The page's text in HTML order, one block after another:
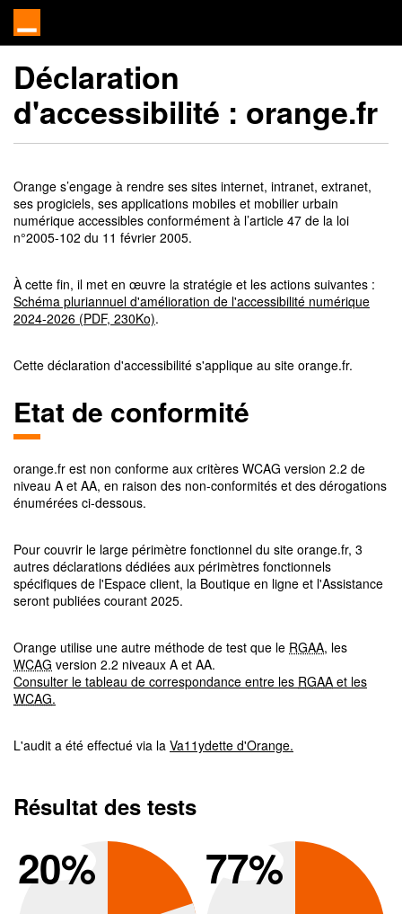
Déclaration
d'accessibilité : orange.fr
Orange s’engage à rendre ses sites internet, intranet, extranet,
ses progiciels, ses applications mobiles et mobilier urbain
numérique accessibles conformément à l’article 47 de la loi
n°2005-102 du 11 février 2005.
À cette fin, il met en œuvre la stratégie et les actions suivantes :
Schéma pluriannuel d'amélioration de l'accessibilité numérique
2024-2026 (PDF, 230Ko).
Cette déclaration d'accessibilité s'applique au site orange.fr.
Etat de conformité
orange.fr est non conforme aux critères WCAG version 2.2 de
niveau A et AA, en raison des non-conformités et des dérogations
énumérées ci-dessous.
Pour couvrir le large périmètre fonctionnel du site orange.fr, 3
autres déclarations dédiées aux périmètres fonctionnels
spécifiques de l'Espace client, la Boutique en ligne et l'Assistance
seront publiées courant 2025.
Orange utilise une autre méthode de test que le RGAA, les
WCAG version 2.2 niveaux A et AA.
Consulter le tableau de correspondance entre les RGAA et les
WCAG.
L'audit a été effectué via la Va11ydette d'Orange.
Résultat des tests
Conformité
20% 77%